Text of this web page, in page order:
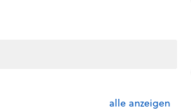
alle anzeigen